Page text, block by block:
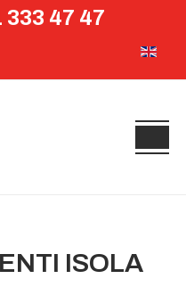
333 47 47
ISOLA